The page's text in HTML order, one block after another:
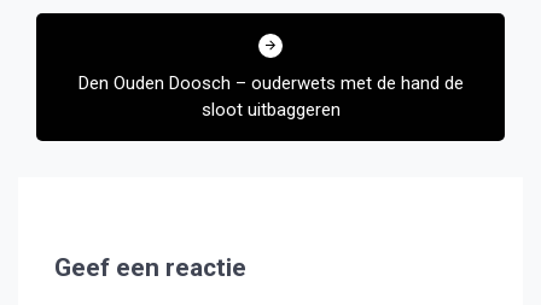
Den Ouden Doosch – ouderwets met de hand de
sloot uitbaggeren
Geef een reactie